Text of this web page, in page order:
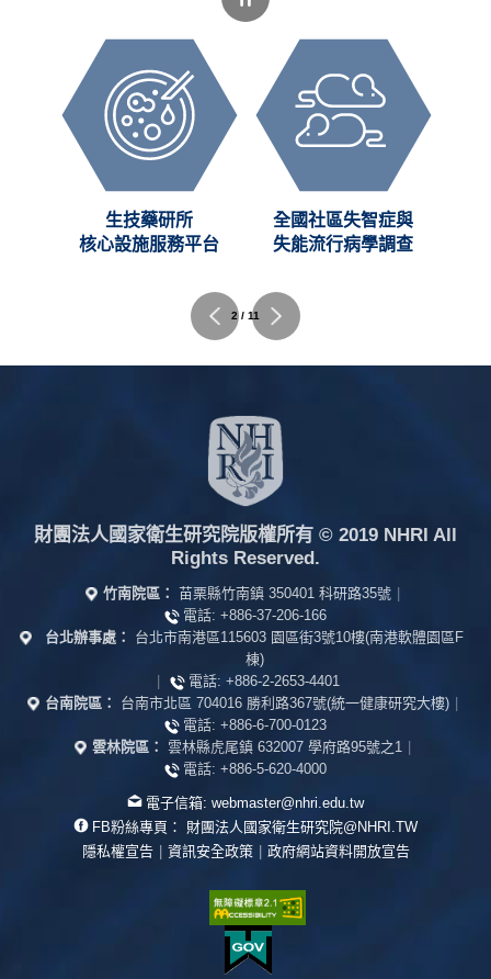
生技藥研所
核心設施服務平台
全國社區失智症與
失能流行病學調查
貴重儀器
2 / 11
財團法人國家衛生研究院版權所有 © 2019 NHRI All
Rights Reserved.
竹南院區： 苗栗縣竹南鎮 350401 科研路35號
電話: +886-37-206-166
台北辦事處：
台北市南港區115603 園區街3號10樓(南港軟體園區F
棟)
電話: +886-2-2653-4401
台南院區：
台南市北區 704016 勝利路367號(統一健康研究大樓)
電話: +886-6-700-0123
雲林院區： 雲林縣虎尾鎮 632007 學府路95號之1
電話: +886-5-620-4000
電子信箱: webmaster@nhri.edu.tw
FB粉絲專頁：
財團法人國家衛生研究院@NHRI.TW
隱私權宣告
資訊安全政策 政府網站資料開放宣告